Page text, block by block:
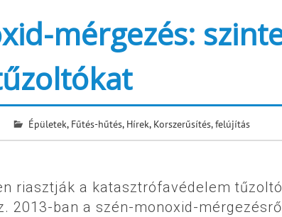
mérgezés:
Épületek, Fűtés-hűtés, Hírek, Korszerűsítés, felújítás
riasztják a katasztrófavédelem
2013-ban a szén-monoxid-